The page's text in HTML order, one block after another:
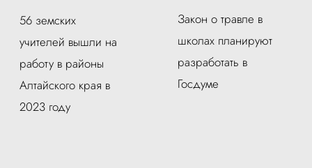
56 земских
учителей вышли на
работу в районы
Алтайского края в
2023 году
Закон о травле в
школах планируют
разработать в
Госдуме